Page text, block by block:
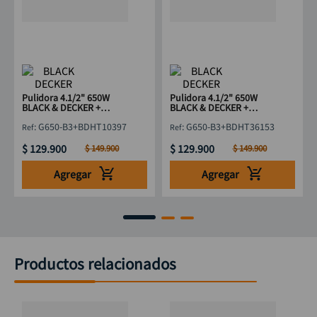
Pulidora 4.1/2" 650W
BLACK & DECKER +
:G650-B3+BDHT10397
$ 129.900 $149.900
Agregar
Pulidora 4.1/2" 650W
BLACK & DECKER +
:G650-B3+BDHT36153
$ 129.900 $149.900
Agregar
Productos relacionados